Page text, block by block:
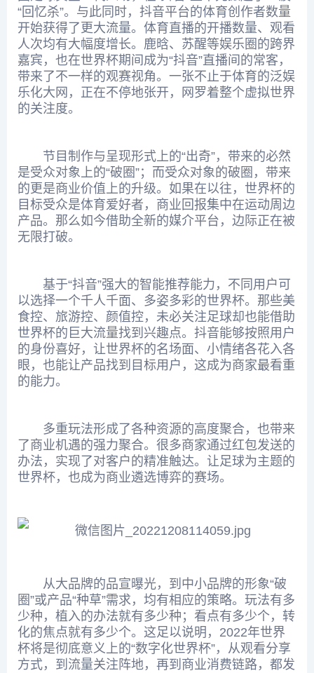
“回忆杀”。与此同时，抖音平台的体育创作者数量
开始获得了更大流量。体育直播的开播数量、观看
人次均有大幅度增长。鹿晗、苏醒等娱乐圈的跨界
嘉宾，也在世界杯期间成为“抖音”直播间的常客，
带来了不一样的观赛视角。一张不止于体育的泛娱
乐化大网，正在不停地张开，网罗着整个虚拟世界
的关注度。
节目制作与呈现形式上的“出奇”，带来的必然
是受众对象上的“破圈”；而受众对象的破圈，带来
的更是商业价值上的升级。如果在以往，世界杯的
目标受众是体育爱好者，商业回报集中在运动周边
产品。那么如今借助全新的媒介平台，边际正在被
无限打破。
基于“抖音”强大的智能推荐能力，不同用户可
以选择一个千人千面、多姿多彩的世界杯。那些美
食控、旅游控、颜值控，未必关注足球却也能借助
世界杯的巨大流量找到兴趣点。抖音能够按照用户
的身份喜好，让世界杯的名场面、小情绪各花入各
眼，也能让产品找到目标用户，这成为商家最看重
的能力。
多重玩法形成了各种资源的高度聚合，也带来
了商业机遇的强力聚合。很多商家通过红包发送的
办法，实现了对客户的精准触达。让足球为主题的
世界杯，也成为商业遴选博弈的赛场。
从大品牌的品宣曝光，到中小品牌的形象“破
圈”或产品“种草”需求，均有相应的策略。玩法有多
少种，植入的办法就有多少种；看点有多少个，转
化的焦点就有多少个。这足以说明，2022年世界
杯将是彻底意义上的“数字化世界杯”，从观看分享
方式，到流量关注阵地，再到商业消费链路，都发